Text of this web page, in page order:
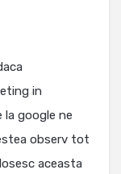
in
la google ne
observ tot
aceasta